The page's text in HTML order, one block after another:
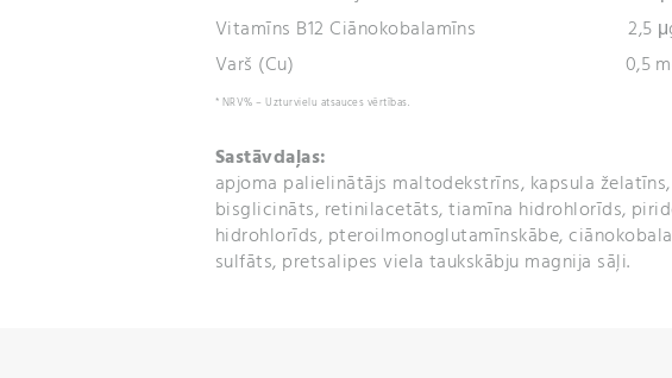
Vitamīns B12 Ciānokobalamīns
2,5
Varš (Cu)
0,5
* NRV% – Uzturvielu atsauces vērtības.
Sastāvdaļas:
apjoma palielinātājs maltodekstrīns, kapsula
bisglicināts, retinilacetāts, tiamīna hidrohlorīds,
hidrohlorīds, pteroilmonoglutamīnskābe,
sulfāts, pretsalipes viela taukskābju magnija sāļi.